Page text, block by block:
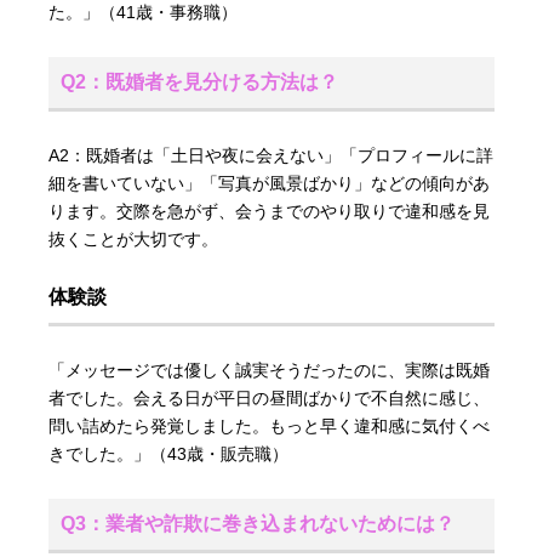
た。」（41歳・事務職）
Q2：既婚者を見分ける方法は？
A2：既婚者は「土日や夜に会えない」「プロフィールに詳
細を書いていない」「写真が風景ばかり」などの傾向があ
ります。交際を急がず、会うまでのやり取りで違和感を見
抜くことが大切です。
体験談
「メッセージでは優しく誠実そうだったのに、実際は既婚
者でした。会える日が平日の昼間ばかりで不自然に感じ、
問い詰めたら発覚しました。もっと早く違和感に気付くべ
きでした。」（43歳・販売職）
Q3：業者や詐欺に巻き込まれないためには？